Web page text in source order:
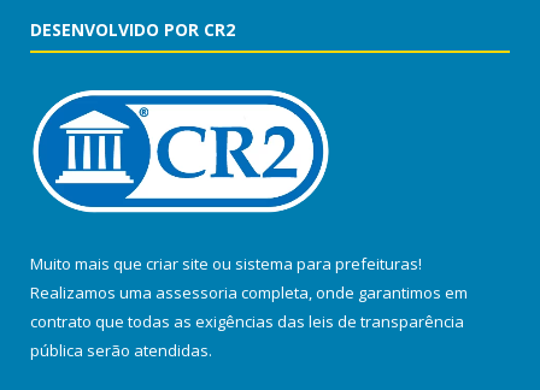
DESENVOLVIDO POR CR2
Muito mais que criar site ou sistema para prefeituras!
Realizamos uma assessoria completa, onde garantimos em
contrato que todas as exigências das leis de transparência
pública serão atendidas.